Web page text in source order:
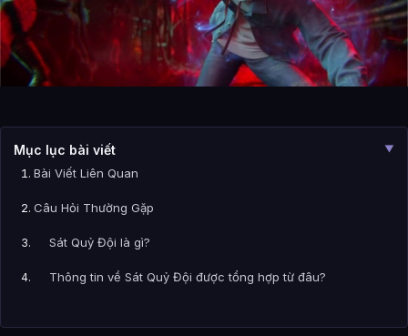
Mục lục bài viết ▼
Bài Viết Liên Quan
Câu Hỏi Thường Gặp
Sát Quỷ Đội là gì?
Thông tin về Sát Quỷ Đội được tổng hợp từ đâu?